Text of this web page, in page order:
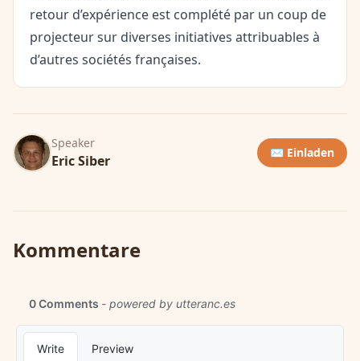
retour d’expérience est complété par un coup de
projecteur sur diverses initiatives attribuables à
d’autres sociétés françaises.
Speaker
Eric Siber ✉️ Einladen
Kommentare